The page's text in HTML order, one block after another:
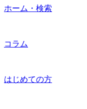
ホーム・検索
コラム
はじめての方